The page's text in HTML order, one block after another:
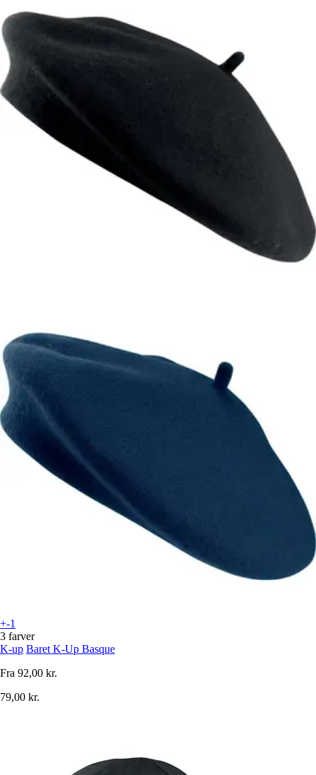
+-1
3 farver
K-up Baret K-Up Basque
Fra 92,00 kr.
79,00 kr.